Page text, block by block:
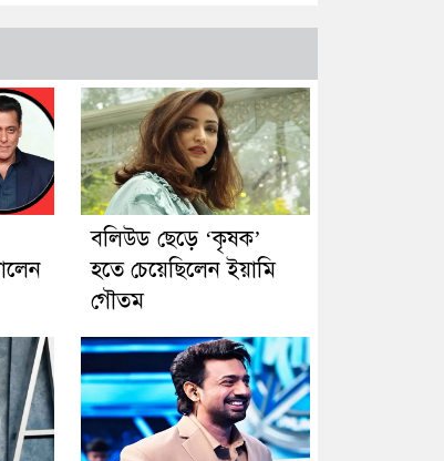
বলিউড ছেড়ে ‘কৃষক’
হতে চেয়েছিলেন ইয়ামি
গৌতম